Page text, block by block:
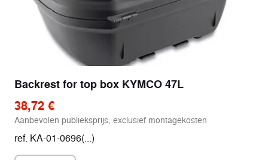
Backrest for top box KYMCO 47L
38,72 €
Aanbevolen publieksprijs, exclusief montagekosten
ref. KA-01-0696(...)